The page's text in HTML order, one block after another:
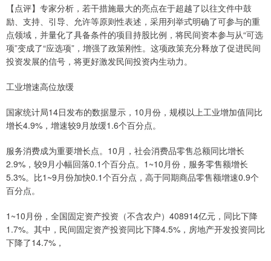
【点评】专家分析，若干措施最大的亮点在于超越了以往文件中鼓
励、支持、引导、允许等原则性表述，采用列举式明确了可参与的重
点领域，并量化了具备条件的项目持股比例，将民间资本参与从“可选
项”变成了“应选项”，增强了政策刚性。这项政策充分释放了促进民间
投资发展的信号，将更好激发民间投资内生动力。
工业增速高位放缓
国家统计局14日发布的数据显示，10月份，规模以上工业增加值同比
增长4.9%，增速较9月放缓1.6个百分点。
服务消费成为重要增长点。10月，社会消费品零售总额同比增长
2.9%，较9月小幅回落0.1个百分点。1~10月份，服务零售额增长
5.3%。比1~9月份加快0.1个百分点，高于同期商品零售额增速0.9个
百分点。
1~10月份，全国固定资产投资（不含农户）408914亿元，同比下降
1.7%。其中，民间固定资产投资同比下降4.5%，房地产开发投资同比
下降了14.7%，